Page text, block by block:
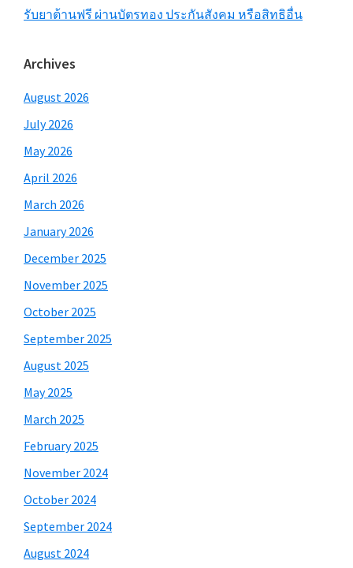
รับยาต้านฟรี ผ่านบัตรทอง ประกันสังคม หรือสิทธิอื่น
Archives
August 2026
July 2026
May 2026
April 2026
March 2026
January 2026
December 2025
November 2025
October 2025
September 2025
August 2025
May 2025
March 2025
February 2025
November 2024
October 2024
September 2024
August 2024